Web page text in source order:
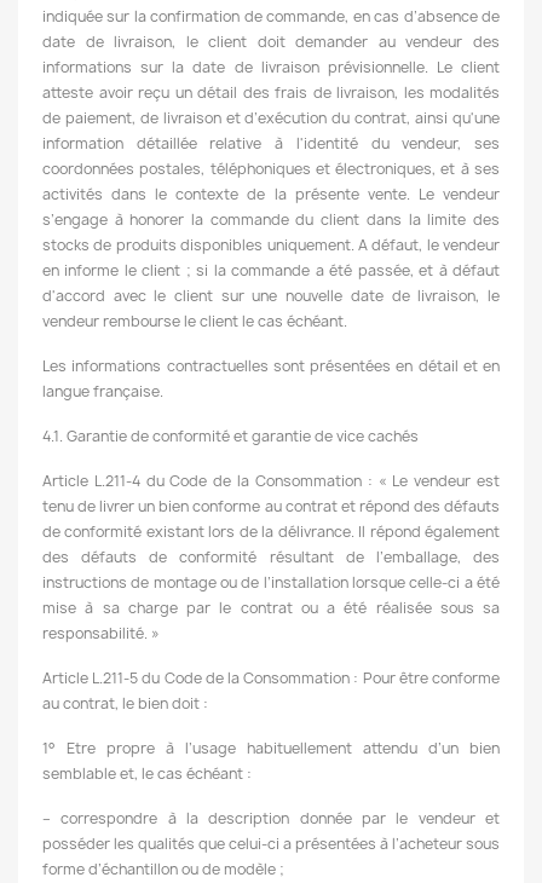
indiquée sur la confirmation de commande, en cas d’absence de
date de livraison, le client doit demander au vendeur des
informations sur la date de livraison prévisionnelle. Le client
atteste avoir reçu un détail des frais de livraison, les modalités
de paiement, de livraison et d’exécution du contrat, ainsi qu'une
information détaillée relative à l'identité du vendeur, ses
coordonnées postales, téléphoniques et électroniques, et à ses
activités dans le contexte de la présente vente. Le vendeur
s’engage à honorer la commande du client dans la limite des
stocks de produits disponibles uniquement. A défaut, le vendeur
en informe le client ; si la commande a été passée, et à défaut
d'accord avec le client sur une nouvelle date de livraison, le
vendeur rembourse le client le cas échéant.
Les informations contractuelles sont présentées en détail et en
langue française.
4.1. Garantie de conformité et garantie de vice cachés
Article L.211-4 du Code de la Consommation : « Le vendeur est
tenu de livrer un bien conforme au contrat et répond des défauts
de conformité existant lors de la délivrance. Il répond également
des défauts de conformité résultant de l’emballage, des
instructions de montage ou de l’installation lorsque celle-ci a été
mise à sa charge par le contrat ou a été réalisée sous sa
responsabilité. »
Article L.211-5 du Code de la Consommation : Pour être conforme
au contrat, le bien doit :
1° Etre propre à l’usage habituellement attendu d’un bien
semblable et, le cas échéant :
– correspondre à la description donnée par le vendeur et
posséder les qualités que celui-ci a présentées à l’acheteur sous
forme d’échantillon ou de modèle ;